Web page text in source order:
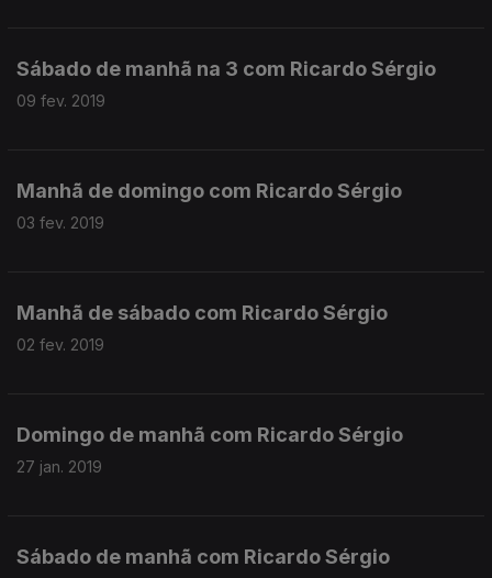
Sábado de manhã na 3 com Ricardo Sérgio
09 fev. 2019
Manhã de domingo com Ricardo Sérgio
03 fev. 2019
Manhã de sábado com Ricardo Sérgio
02 fev. 2019
Domingo de manhã com Ricardo Sérgio
27 jan. 2019
Sábado de manhã com Ricardo Sérgio